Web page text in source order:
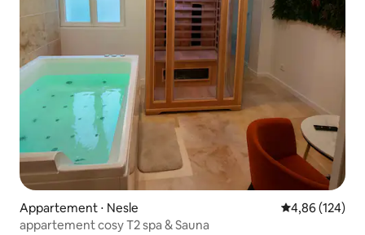
Appartement ⋅ Nesle Évaluation
4,86 (124)
appartement cosy T2 spa & Sauna